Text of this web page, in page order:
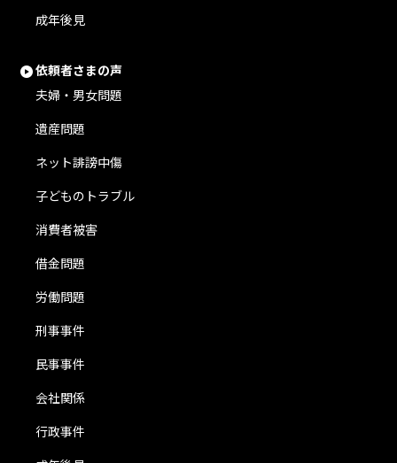
成年後見
依頼者さまの声
夫婦・男女問題
遺産問題
ネット誹謗中傷
子どものトラブル
消費者被害
借金問題
労働問題
刑事事件
民事事件
会社関係
行政事件